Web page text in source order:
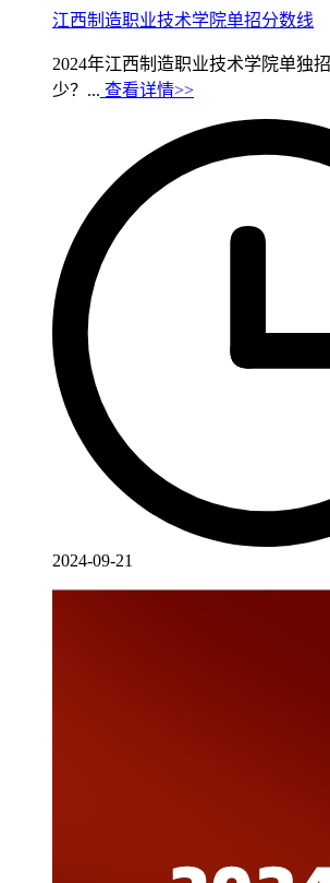
江西制造职业技术学院单招分数线
2024年江西制造职业技术学院单独
少？... 查看详情>>
2024-09-21